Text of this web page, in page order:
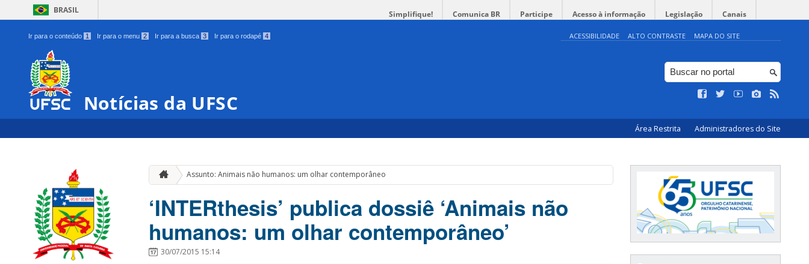
BRASIL Simplifique! Comunica BR Participe Acesso à informação Legislação Canais
Ir para o conteúdo 1 Ir para o menu 2 Ir para a busca 3 Ir para o rodapé 4 ACESSIBILIDADE ALTO CONTRASTE MAPA DO SITE
Notícias da UFSC
Área Restrita Administradores do Site
Assunto: Animais não humanos: um olhar contemporâneo
‘INTERthesis’ publica dossiê ‘Animais não
humanos: um olhar contemporâneo’
30/07/2015 15:14